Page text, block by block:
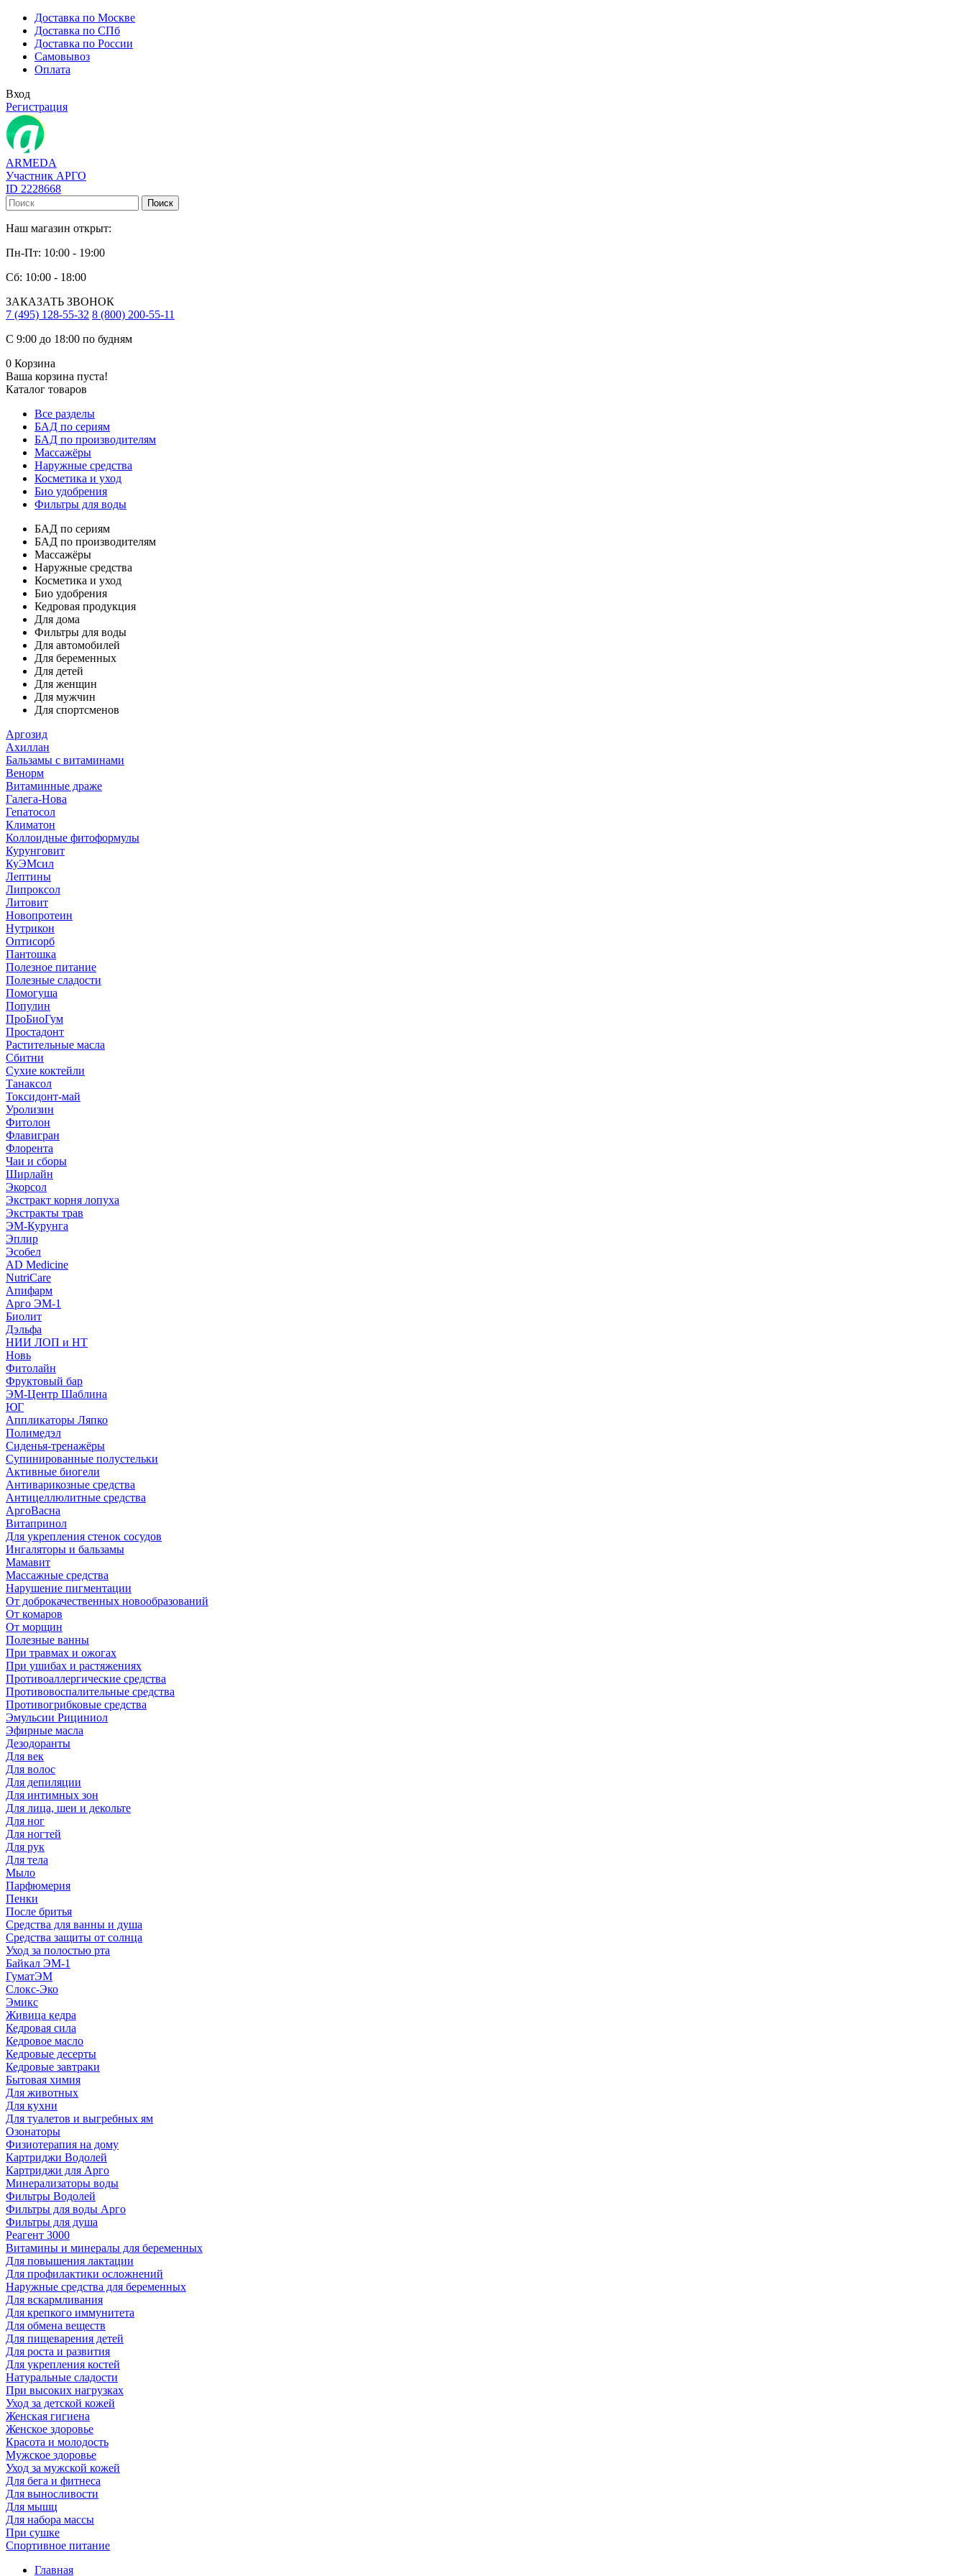
Доставка по Москве
Доставка по СПб
Доставка по России
Самовывоз
Оплата
Вход
Регистрация
ARMEDA
Участник АРГО
ID 2228668
Поиск
Наш магазин открыт:
Пн-Пт: 10:00 - 19:00
Сб: 10:00 - 18:00
ЗАКАЗАТЬ ЗВОНОК
7 (495) 128-55-32 8 (800) 200-55-11
С 9:00 до 18:00 по будням
0 Корзина
Ваша корзина пуста!
Каталог товаров
Все разделы
БАД по сериям
БАД по производителям
Массажёры
Наружные средства
Косметика и уход
Био удобрения
Фильтры для воды
БАД по сериям
БАД по производителям
Массажёры
Наружные средства
Косметика и уход
Био удобрения
Кедровая продукция
Для дома
Фильтры для воды
Для автомобилей
Для беременных
Для детей
Для женщин
Для мужчин
Для спортсменов
Аргозид
Ахиллан
Бальзамы с витаминами
Венорм
Витаминные драже
Галега-Нова
Гепатосол
Климатон
Коллоидные фитоформулы
Курунговит
КуЭМсил
Лептины
Липроксол
Литовит
Новопротеин
Нутрикон
Оптисорб
Пантошка
Полезное питание
Полезные сладости
Помогуша
Популин
ПроБиоГум
Простадонт
Растительные масла
Сбитни
Сухие коктейли
Танаксол
Токсидонт-май
Уролизин
Фитолон
Флавигран
Флорента
Чаи и сборы
Ширлайн
Экорсол
Экстракт корня лопуха
Экстракты трав
ЭМ-Курунга
Эплир
Эсобел
AD Medicine
NutriCare
Апифарм
Арго ЭМ-1
Биолит
Дэльфа
НИИ ЛОП и НТ
Новь
Фитолайн
Фруктовый бар
ЭМ-Центр Шаблина
ЮГ
Аппликаторы Ляпко
Полимедэл
Сиденья-тренажёры
Супинированные полустельки
Активные биогели
Антиварикозные средства
Антицеллюлитные средства
АргоВасна
Витапринол
Для укрепления стенок сосудов
Ингаляторы и бальзамы
Мамавит
Массажные средства
Нарушение пигментации
От доброкачественных новообразований
От комаров
От морщин
Полезные ванны
При травмах и ожогах
При ушибах и растяжениях
Противоаллергические средства
Противовоспалительные средства
Противогрибковые средства
Эмульсии Рициниол
Эфирные масла
Дезодоранты
Для век
Для волос
Для депиляции
Для интимных зон
Для лица, шеи и декольте
Для ног
Для ногтей
Для рук
Для тела
Мыло
Парфюмерия
Пенки
После бритья
Средства для ванны и душа
Средства защиты от солнца
Уход за полостью рта
Байкал ЭМ-1
ГуматЭМ
Слокс-Эко
Эмикс
Живица кедра
Кедровая сила
Кедровое масло
Кедровые десерты
Кедровые завтраки
Бытовая химия
Для животных
Для кухни
Для туалетов и выгребных ям
Озонаторы
Физиотерапия на дому
Картриджи Водолей
Картриджи для Арго
Минерализаторы воды
Фильтры Водолей
Фильтры для воды Арго
Фильтры для душа
Реагент 3000
Витамины и минералы для беременных
Для повышения лактации
Для профилактики осложнений
Наружные средства для беременных
Для вскармливания
Для крепкого иммунитета
Для обмена веществ
Для пищеварения детей
Для роста и развития
Для укрепления костей
Натуральные сладости
При высоких нагрузках
Уход за детской кожей
Женская гигиена
Женское здоровье
Красота и молодость
Мужское здоровье
Уход за мужской кожей
Для бега и фитнеса
Для выносливости
Для мышц
Для набора массы
При сушке
Спортивное питание
Главная